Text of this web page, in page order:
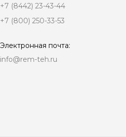
+7 (8442) 23-43-44
+7 (800) 250-33-53
Электронная почта:
info@rem-teh.ru